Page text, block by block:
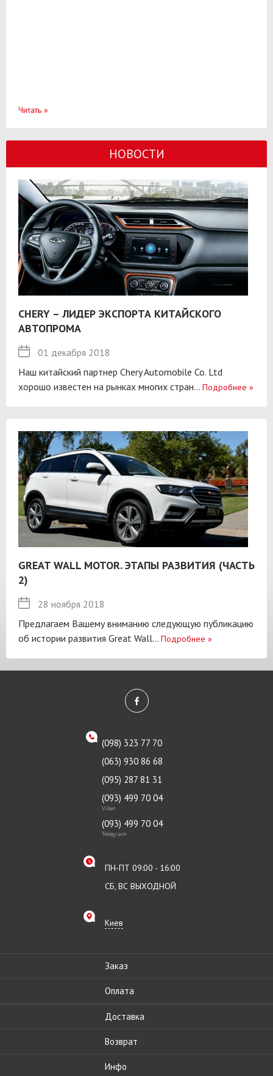
Читать »
НОВОСТИ
CHERY – ЛИДЕР ЭКСПОРТА КИТАЙСКОГО
АВТОПРОМА
01 декабря 2018
Наш китайский партнер Chery Automobile Co. Ltd
хорошо известен на рынках многих стран... Подробнее »
GREAT WALL MOTOR. ЭТАПЫ РАЗВИТИЯ (ЧАСТЬ
2)
28 ноября 2018
Предлагаем Вашему вниманию следующую публикацию
об истории развития Great Wall... Подробнее »
(098) 323 77 70
(063) 930 86 68
(095) 287 81 31
(093) 499 70 04
Viber
(093) 499 70 04
Telegram
ПН-ПТ 09:00 - 16:00
СБ, ВС ВЫХОДНОЙ
Киев
Заказ
Оплата
Доставка
Возврат
Инфо